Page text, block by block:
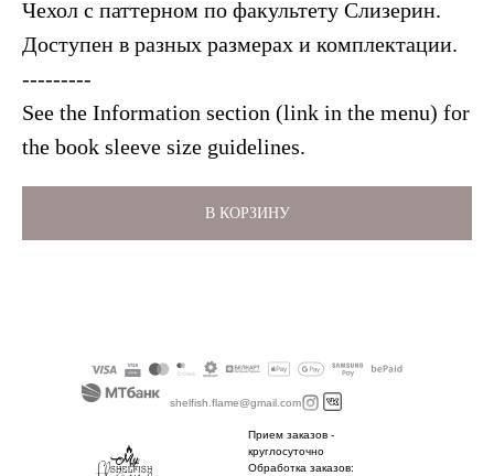
Чехол с паттерном по факультету Слизерин.
Доступен в разных размерах и комплектации.
---------
See the Information section (link in the menu) for
the book sleeve size guidelines.
В КОРЗИНУ
shelfish.flame@gmail.com
Прием заказов -
круглосуточно
Обработка заказов: